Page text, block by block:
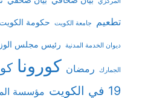
تطعيم جامعة الكويت حكومة الكويت
ديوان الخدمة المدنية رئيس مجلس
الجمارك رمضان كورونا
19 في الكويت
مؤسسة